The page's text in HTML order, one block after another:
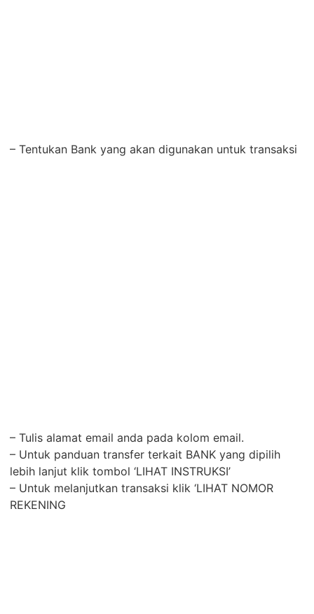
– Tentukan Bank yang akan digunakan untuk transaksi
– Tulis alamat email anda pada kolom email.
– Untuk panduan transfer terkait BANK yang dipilih
lebih lanjut klik tombol ‘LIHAT INSTRUKSI’
– Untuk melanjutkan transaksi klik ‘LIHAT NOMOR
REKENING